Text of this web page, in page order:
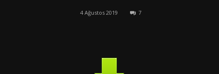
4 Ağustos 2019 7